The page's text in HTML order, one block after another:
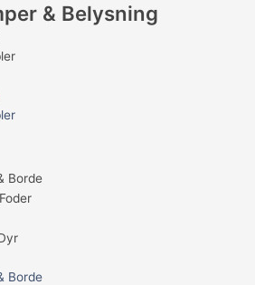
& Belysning
Borde
Borde